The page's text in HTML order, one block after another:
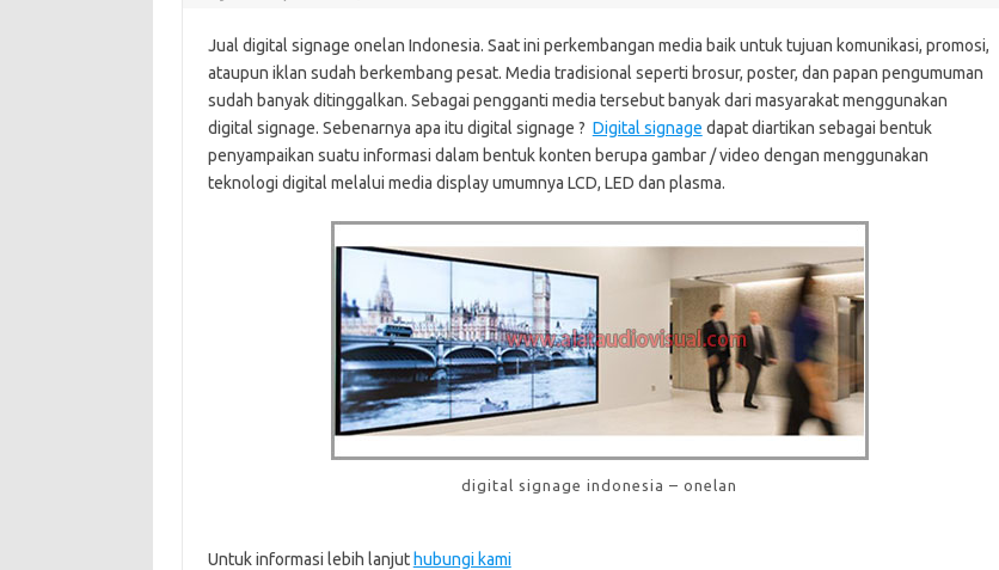
Jual digital signage onelan Indonesia. Saat ini perkembangan media baik untuk tujuan komunikasi, promosi,
ataupun iklan sudah berkembang pesat. Media tradisional seperti brosur, poster, dan papan pengumuman
sudah banyak ditinggalkan. Sebagai pengganti media tersebut banyak dari masyarakat menggunakan
digital signage. Sebenarnya apa itu digital signage ? Digital signage dapat diartikan sebagai bentuk
penyampaikan suatu informasi dalam bentuk konten berupa gambar / video dengan menggunakan
teknologi digital melalui media display umumnya LCD, LED dan plasma.
digital signage indonesia – onelan
Untuk informasi lebih lanjut hubungi kami